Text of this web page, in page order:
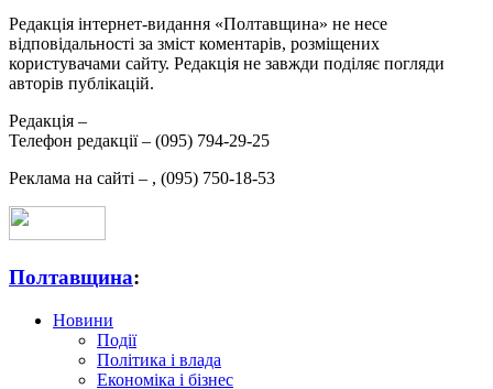
Редакція інтернет-видання «Полтавщина» не несе
відповідальності за зміст коментарів, розміщених
користувачами сайту. Редакція не завжди поділяє погляди
авторів публікацій.
Редакція –
Телефон редакції – (095) 794-29-25
Реклама на сайті – , (095) 750-18-53
Полтавщина:
Новини
Події
Політика і влада
Економіка і бізнес